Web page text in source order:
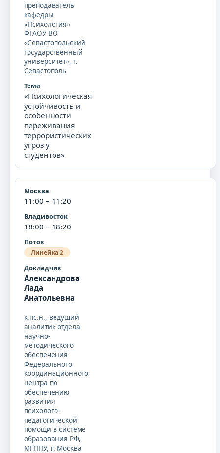
преподаватель
кафедры
«Психология»
ФГАОУ ВО
«Севастопольский
государственный
университет», г.
Севастополь
«Психологическая
устойчивость и
особенности
переживания
террористических
угроз у
студентов»
11:00 – 11:20
18:00 – 18:20
Линейка 2
Александрова
Лада
Анатольевна
к.пс.н., ведущий
аналитик отдела
научно-
методического
обеспечения
Федерального
координационного
центра по
обеспечению
развития
психолого-
педагогической
помощи в системе
образования РФ,
МГППУ, г. Москва